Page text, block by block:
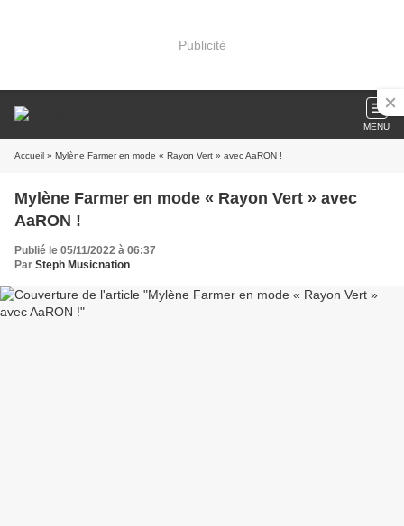
Publicité
MENU
Accueil » Mylène Farmer en mode « Rayon Vert » avec AaRON !
Mylène Farmer en mode « Rayon Vert » avec
AaRON !
Publié le 05/11/2022 à 06:37
Par Steph Musicnation